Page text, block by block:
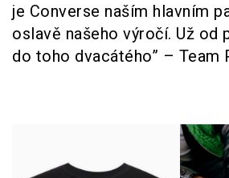
je Converse naším hlavním
oslavě našeho výročí. Už od
do toho dvacátého” – Team